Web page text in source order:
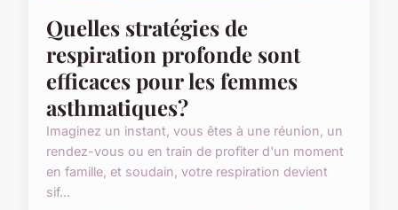
Quelles stratégies de
respiration profonde sont
efficaces pour les femmes
asthmatiques?
Imaginez un instant, vous êtes à une réunion, un
rendez-vous ou en train de profiter d'un moment
en famille, et soudain, votre respiration devient
sif...